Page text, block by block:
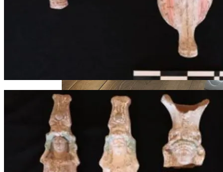
По Дорозі До Інновацій: Як Сучасні
Технології Перетворюють
Кондиціонери На Зелених Та
Економічних Героїв